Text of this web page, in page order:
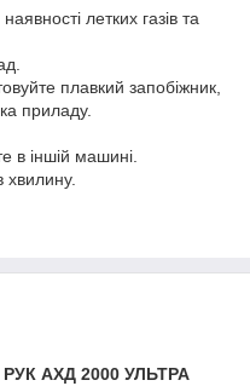
летких газів та
плавкий запобіжник,
приладу.
в іншій машині.
АХД 2000 УЛЬТРА